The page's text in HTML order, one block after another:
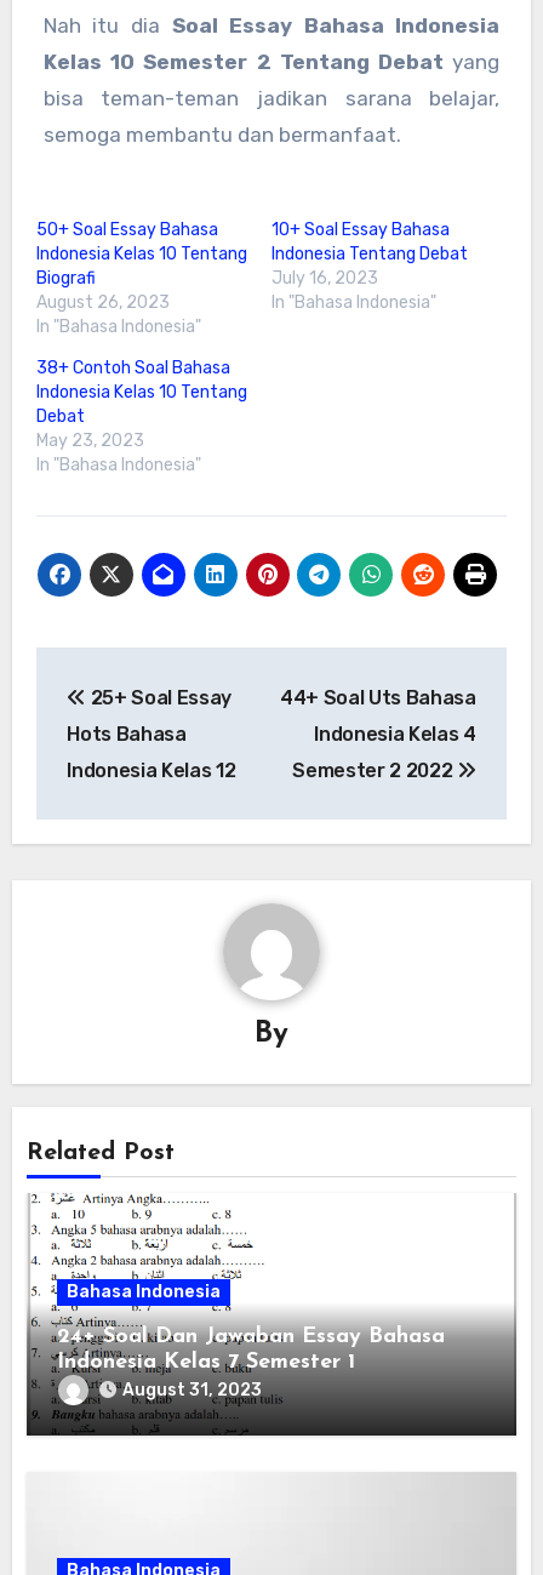
Nah itu dia Soal Essay Bahasa Indonesia
Kelas 10 Semester 2 Tentang Debat yang
bisa teman-teman jadikan sarana belajar,
semoga membantu dan bermanfaat.
50+ Soal Essay Bahasa
Indonesia Kelas 10 Tentang
Biografi
August 26, 2023
In "Bahasa Indonesia"
10+ Soal Essay Bahasa
Indonesia Tentang Debat
July 16, 2023
In "Bahasa Indonesia"
38+ Contoh Soal Bahasa
Indonesia Kelas 10 Tentang
Debat
May 23, 2023
In "Bahasa Indonesia"
navigation
25+ Soal Essay
Hots Bahasa
Indonesia Kelas 12
44+ Soal Uts Bahasa
Indonesia Kelas 4
Semester 2 2022
By
Related Post
Bahasa Indonesia
24+ Soal Dan Jawaban Essay Bahasa
Indonesia Kelas 7 Semester 1
August 31, 2023